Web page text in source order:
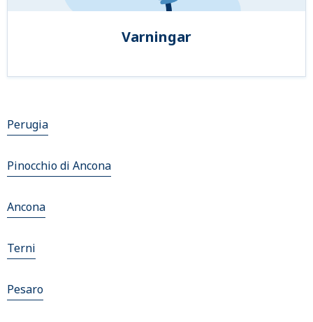
Varningar
Perugia
Pinocchio di Ancona
Ancona
Terni
Pesaro